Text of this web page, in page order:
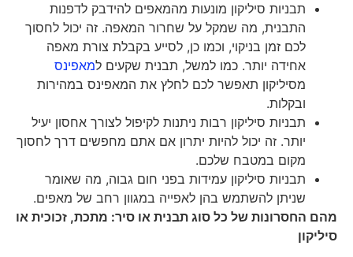
תבניות סיליקון מונעות מהמאפים להידבק לדפנות
התבנית, מה שמקל על שחרור המאפה. זה יכול לחסוך
לכם זמן בניקוי, וכמו כן, לסייע בקבלת צורת מאפה
אחידה יותר. כמו למשל, תבנית שקעים למאפינס
מסיליקון תאפשר לכם לחלץ את המאפינס במהירות
ובקלות.
תבניות סיליקון רבות ניתנות לקיפול לצורך אחסון יעיל
יותר. זה יכול להיות יתרון אם אתם מחפשים דרך לחסוך
מקום במטבח שלכם.
תבניות סיליקון עמידות בפני חום גבוה, מה שאומר
שניתן להשתמש בהן לאפייה במגוון רחב של מאפים.
מהם החסרונות של כל סוג תבנית או סיר: מתכת, זכוכית או
סיליקון